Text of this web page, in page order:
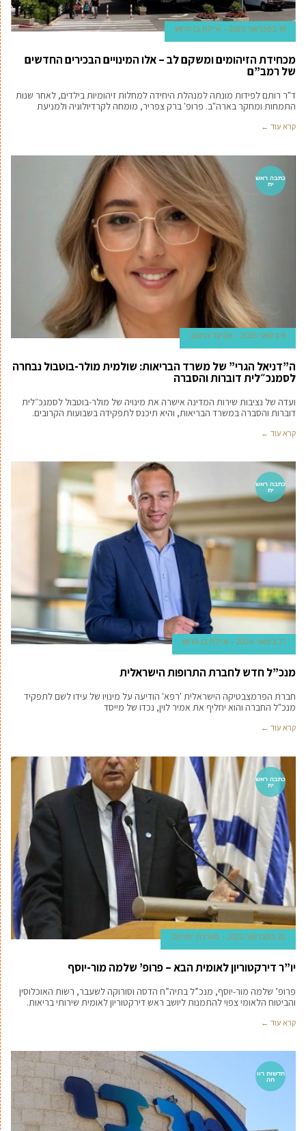
18 בפברואר 2025 איילת בן הרוש
מכחידת הזיהומים ומשקם לב – אלו המינויים הבכירים החדשים
של רמב”ם
ד"ר רותם לפידות מונתה למנהלת היחידה למחלות זיהומיות בילדים, לאחר שנות
התמחות ומחקר בארה"ב. פרופ' ברק צפריר, מומחה לקרדיולוגיה ולמניעת
קרא עוד ←
כתבה ראש
ית
8 בינואר 2025 אביעד ברטוב
ה”דניאל הגרי” של משרד הבריאות: שולמית מולר-בוטבול נבחרה
לסמנכ״לית דוברות והסברה
ועדה של נציבות שירות המדינה אישרה את מינויה של מולר-בוטבול לסמנכ״לית
דוברות והסברה במשרד הבריאות, והיא תיכנס לתפקידה בשבועות הקרובים.
קרא עוד ←
כתבה ראש
ית
21 בינואר 2024 איילת בן הרוש
מנכ”ל חדש לחברת התרופות הישראלית
חברת הפרמצבטיקה הישראלית 'רפא' הודיעה על מינויו של עידו לשם לתפקיד
מנכ"ל החברה והוא יחליף את אמיר לוין, נכדו של מייסד
קרא עוד ←
כתבה ראש
ית
20 בפברואר 2022 מערכת 'מדינט'
יו”ר דירקטוריון לאומית הבא – פרופ’ שלמה מור-יוסף
פרופ’ שלמה מור-יוסף, מנכ”ל בתיה”ח הדסה וסורוקה לשעבר, רשות האוכלוסין
והביטוח הלאומי צפוי להתמנות ליושב ראש דירקטוריון לאומית שירותי בריאות.
קרא עוד ←
חדשות רוו
חה